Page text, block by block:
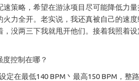
策略，希望在游泳项目尽可能降低力量
火力全开。老实说，我还真被自己的速
，没两三下我就甩开他们。接着我照着
度控制在哪？
定在最低140 BPM丶最高150 BPM，整